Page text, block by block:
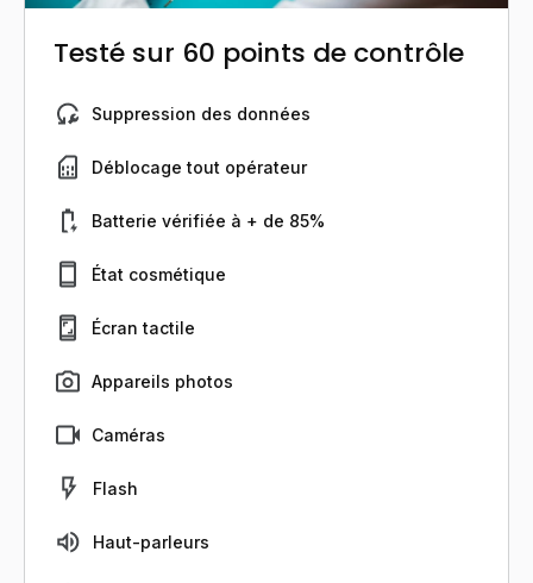
Testé sur 60 points de contrôle
Suppression des données
Déblocage tout opérateur
Batterie vérifiée à + de 85%
État cosmétique
Écran tactile
Appareils photos
Caméras
Flash
Haut-parleurs